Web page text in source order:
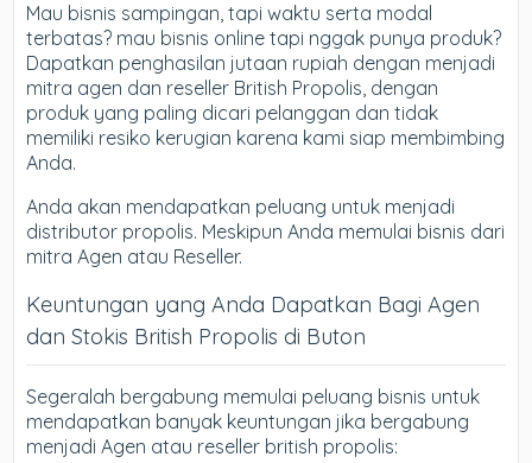
Mau bisnis sampingan, tapi waktu serta modal
terbatas? mau bisnis online tapi nggak punya produk?
Dapatkan penghasilan jutaan rupiah dengan menjadi
mitra agen dan reseller British Propolis, dengan
produk yang paling dicari pelanggan dan tidak
memiliki resiko kerugian karena kami siap membimbing
Anda.
Anda akan mendapatkan peluang untuk menjadi
distributor propolis. Meskipun Anda memulai bisnis dari
mitra Agen atau Reseller.
Keuntungan yang Anda Dapatkan Bagi Agen
dan Stokis British Propolis di Buton
Segeralah bergabung memulai peluang bisnis untuk
mendapatkan banyak keuntungan jika bergabung
menjadi Agen atau reseller british propolis: